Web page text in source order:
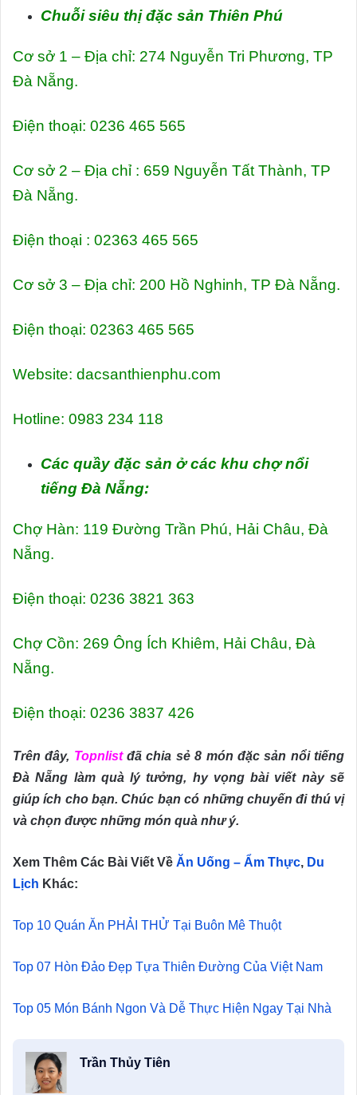
Chuỗi siêu thị đặc sản Thiên Phú
Cơ sở 1 – Địa chỉ: 274 Nguyễn Tri Phương, TP
Đà Nẵng.
Điện thoại: 0236 465 565
Cơ sở 2 – Địa chỉ : 659 Nguyễn Tất Thành, TP
Đà Nẵng.
Điện thoại : 02363 465 565
Cơ sở 3 – Địa chỉ: 200 Hồ Nghinh, TP Đà Nẵng.
Điện thoại: 02363 465 565
Website: dacsanthienphu.com
Hotline: 0983 234 118
Các quầy đặc sản ở các khu chợ nổi
tiếng Đà Nẵng:
Chợ Hàn: 119 Đường Trần Phú, Hải Châu, Đà
Nẵng.
Điện thoại: 0236 3821 363
Chợ Cồn: 269 Ông Ích Khiêm, Hải Châu, Đà
Nẵng.
Điện thoại: 0236 3837 426
Trên đây, Topnlistđã chia sẻ 8 món đặc sản nổi tiếng
Đà Nẵng làm quà lý tưởng, hy vọng bài viết này sẽ
giúp ích cho bạn. Chúc bạn có những chuyến đi thú vị
và chọn được những món quà như ý.
Xem Thêm Các Bài Viết Về Ăn Uống – Ẩm Thực, Du
Lịch Khác:
Top 10 Quán Ăn PHẢI THỬ Tại Buôn Mê Thuột
Top 07 Hòn Đảo Đẹp Tựa Thiên Đường Của Việt Nam
Top 05 Món Bánh Ngon Và Dễ Thực Hiện Ngay Tại Nhà
Trần Thủy Tiên